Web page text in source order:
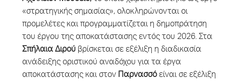
«στρατηγικής σημασίας», ολοκληρώνονται οι
προμελέτες και προγραμματίζεται η δημοπράτηση
του έργου της αποκατάστασης εντός του 2026. Στα
Σπήλαια Διρού βρίσκεται σε εξέλιξη η διαδικασία
ανάδειξης οριστικού αναδόχου για τα έργα
αποκατάστασης και στον Παρνασσόείναι σε εξέλιξη